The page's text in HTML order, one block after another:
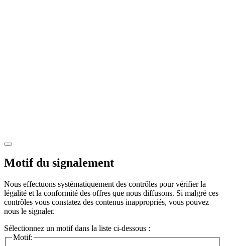
Motif du signalement
Nous effectuons systématiquement des contrôles pour vérifier la
légalité et la conformité des offres que nous diffusons. Si malgré ces
contrôles vous constatez des contenus inappropriés, vous pouvez
nous le signaler.
Sélectionnez un motif dans la liste ci-dessous :
Motif: